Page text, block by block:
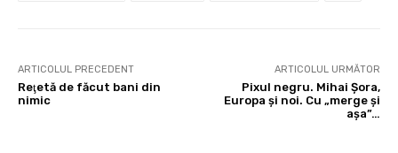
ARTICOLUL PRECEDENT
Reţetă de făcut bani din
nimic
ARTICOLUL URMĂTOR
Pixul negru. Mihai Şora,
Europa şi noi. Cu „merge şi
aşa”…